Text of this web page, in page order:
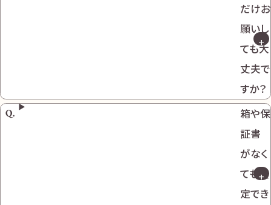
だけお
願いし
ても大
丈夫で
すか？
箱や保
証書
がなく
ても査
定でき